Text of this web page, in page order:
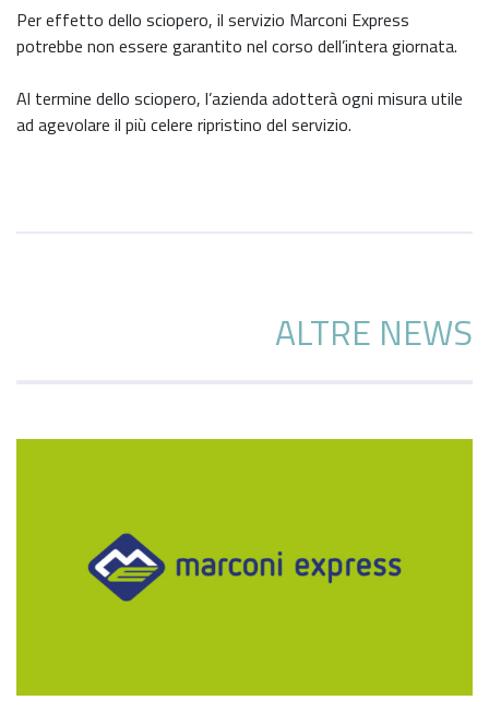
Per effetto dello sciopero, il servizio Marconi Express
potrebbe non essere garantito nel corso dell’intera giornata.
Al termine dello sciopero, l’azienda adotterà ogni misura utile
ad agevolare il più celere ripristino del servizio.
ALTRE NEWS